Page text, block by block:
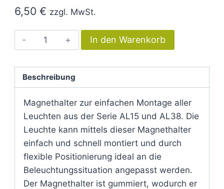
6,50 € zzgl. MwSt.
Magenthalter
AL15
AL24
/
AL38
Menge
In den Warenkorb
Beschreibung
Magnethalter zur einfachen Montage aller
Leuchten aus der Serie AL15 und AL38. Die
Leuchte kann mittels dieser Magnethalter
einfach und schnell montiert und durch
flexible Positionierung ideal an die
Beleuchtungssituation angepasst werden.
Der Magnethalter ist gummiert, wodurch er